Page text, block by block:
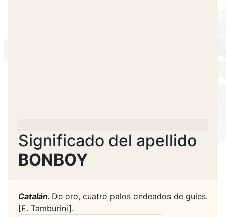
Significado del apellido
BONBOY
Catalán. De oro, cuatro palos ondeados de gules.
[E. Tamburini].